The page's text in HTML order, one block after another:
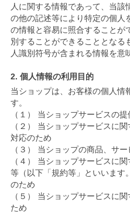
人に関する情報であって、当
の他の記述等により特定の個人
の情報と容易に照合することが
別することができることとなる
人識別符号が含まれる情報を意
2. 個人情報の利用目的
当ショップは、お客様の個人情
す。
（１） 当ショップサービスの
（２） 当ショップサービスに
対応のため
（３） 当ショップの商品、サ
（４） 当ショップサービスに
等（以下「規約等」といいます
のため
（５） 当ショップサービスに
ため